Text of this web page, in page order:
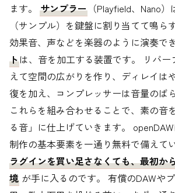
ます。 サンプラー （Playfield、Nano
（サンプル）を鍵盤に割り当てて鳴ら
効果音、声などを楽器のように演奏で
トは、音を加工する装置です。 リバ
えて空間の広がりを作り、ディレイは
復を加え、コンプレッサーは音量のば
これらを組み合わせることで、素の音
る音」に仕上げていきます。
制作の基本要素を一通り無料で備えてい
ラグインを買い足さなくても、最初か
境 が手に入るのです。 有償のDAWや